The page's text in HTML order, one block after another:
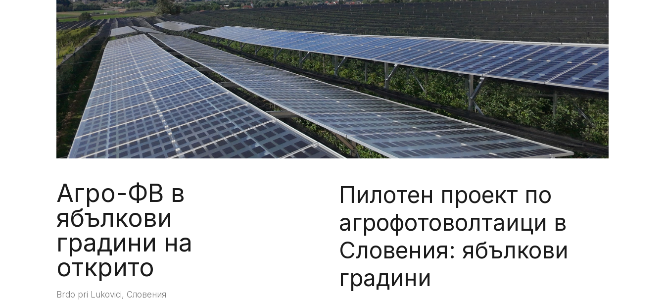
Агро-ФВ в
ябълкови
градини на
открито
Brdo pri Lukovici, Словения
Пилотен проект по
агрофотоволтаици в
Словения: ябълкови
градини